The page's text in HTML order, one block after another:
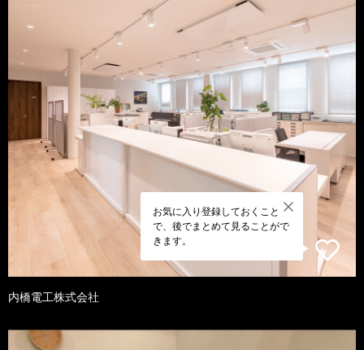
お気に入り登録しておくこと
で、後でまとめて見ることがで
きます。
内橋電工株式会社